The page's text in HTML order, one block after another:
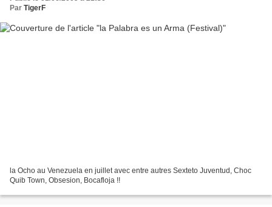
Par TigerF
la Ocho au Venezuela en juillet avec entre autres Sexteto Juventud, Choc
Quib Town, Obsesion, Bocafloja !!